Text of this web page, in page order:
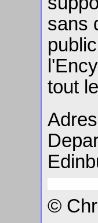
sans
tout
©